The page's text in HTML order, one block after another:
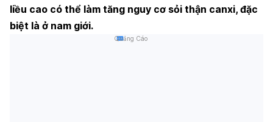
liều cao có thể làm tăng nguy cơ sỏi thận canxi, đặc
biệt là ở nam giới.
Quảng Cáo